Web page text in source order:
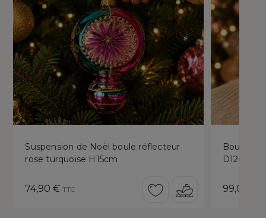
Suspension de Noël boule réflecteur
rose turquoise H15cm
Prix
74,90 € TTC
Boule de
D12cm
Prix
99,00 €